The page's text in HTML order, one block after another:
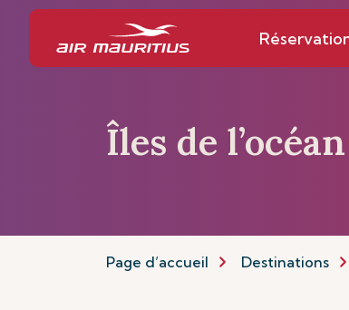
Îles de
Page d’accueil Destinations